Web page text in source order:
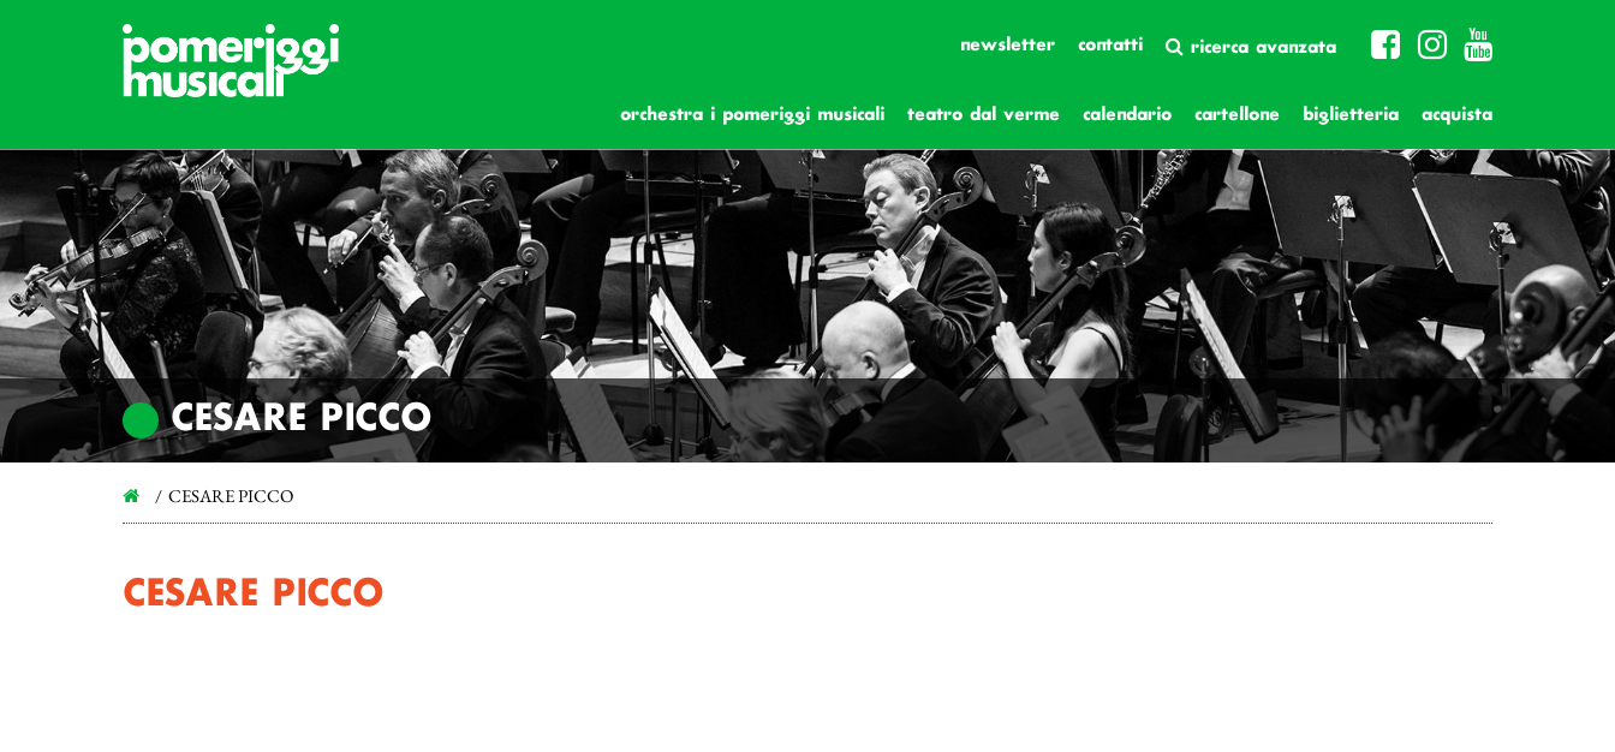
newsletter contatti ricerca avanzata
orchestra i pomeriggi musicali teatro dal verme calendario cartellone biglietteria acquista
CESARE PICCO
CESARE PICCO
CESARE PICCO